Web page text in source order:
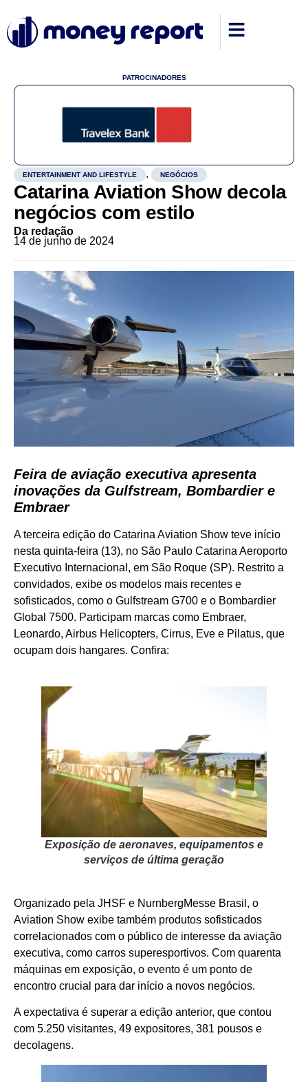
PATROCINADORES
ENTERTAINMENT AND LIFESTYLE , NEGÓCIOS
Catarina Aviation Show decola
negócios com estilo
Da redação
14 de junho de 2024
Feira de aviação executiva apresenta
inovações da Gulfstream, Bombardier e
Embraer
A terceira edição do Catarina Aviation Show teve início
nesta quinta-feira (13), no São Paulo Catarina Aeroporto
Executivo Internacional, em São Roque (SP). Restrito a
convidados, exibe os modelos mais recentes e
sofisticados, como o Gulfstream G700 e o Bombardier
Global 7500. Participam marcas como Embraer,
Leonardo, Airbus Helicopters, Cirrus, Eve e Pilatus, que
ocupam dois hangares. Confira:
Exposição de aeronaves, equipamentos e
serviços de última geração
Organizado pela JHSF e NurnbergMesse Brasil, o
Aviation Show exibe também produtos sofisticados
correlacionados com o público de interesse da aviação
executiva, como carros superesportivos. Com quarenta
máquinas em exposição, o evento é um ponto de
encontro crucial para dar início a novos negócios.
A expectativa é superar a edição anterior, que contou
com 5.250 visitantes, 49 expositores, 381 pousos e
decolagens.